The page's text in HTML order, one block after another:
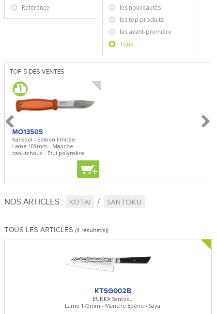
Référence
les nouveautés
les top produits
les avant-première
Tous
TOP 5 DES VENTES
MO13505
Kansbol - Edition limitée
Lame 109mm - Manche
caoutchouc - Etui polymère
+
NOS ARTICLES : KOTAI SANTOKU
TOUS LES ARTICLES (4 résultat(s))
KTSG002B
BUNKA Santoku
Lame 170mm - Manche Ebène - Saya